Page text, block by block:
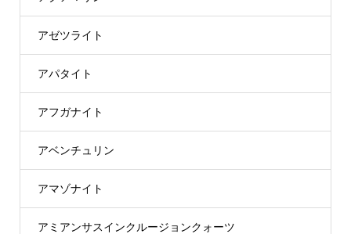
アゼツライト
アパタイト
アフガナイト
アベンチュリン
アマゾナイト
アミアンサスインクルージョンクォーツ